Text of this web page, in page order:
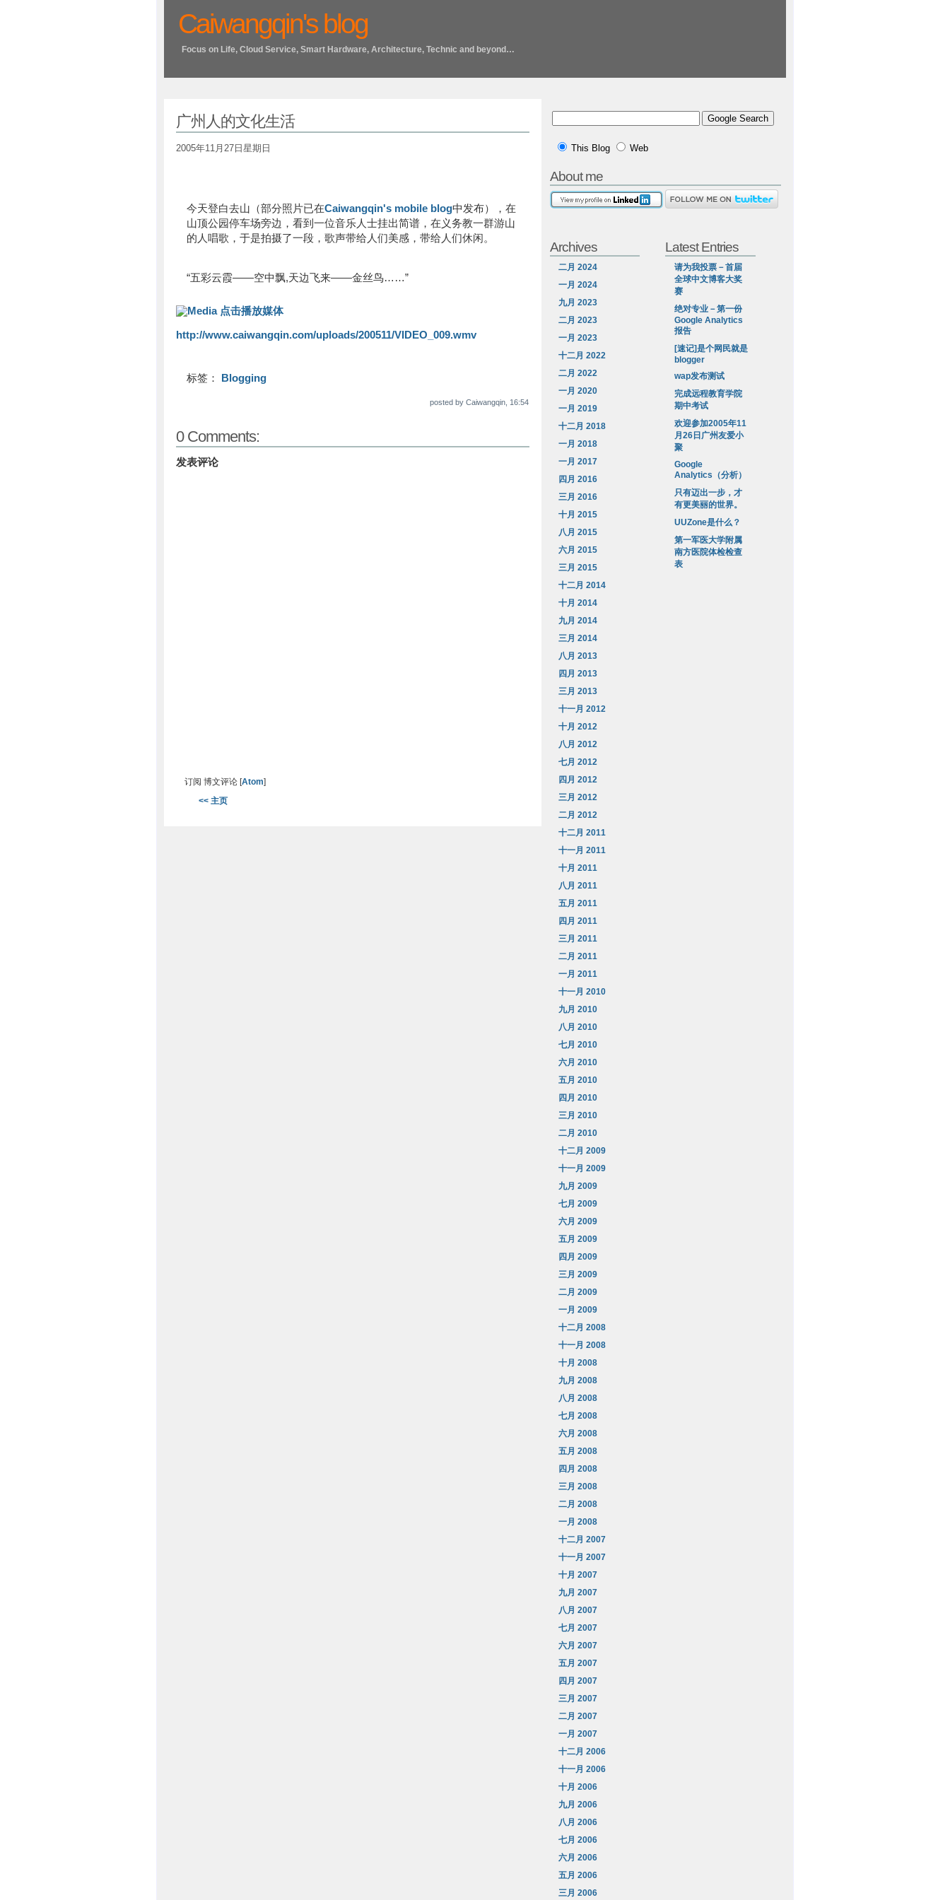
Caiwangqin's blog
Focus on Life, Cloud Service, Smart Hardware, Architecture, Technic and beyond…
广州人的文化生活
2005年11月27日星期日
今天登白去山（部分照片已在Caiwangqin's mobile blog中发布），在
山顶公园停车场旁边，看到一位音乐人士挂出简谱，在义务教一群游山
的人唱歌，于是拍摄了一段，歌声带给人们美感，带给人们休闲。
“五彩云霞——空中飘,天边飞来——金丝鸟……”
点击播放媒体
http://www.caiwangqin.com/uploads/200511/VIDEO_009.wmv
标签： Blogging
posted by Caiwangqin, 16:54
0 Comments:
发表评论
订阅 博文评论 [Atom]
<< 主页
This Blog Web
About me
Archives
二月 2024
一月 2024
九月 2023
二月 2023
一月 2023
十二月 2022
二月 2022
一月 2020
一月 2019
十二月 2018
一月 2018
一月 2017
四月 2016
三月 2016
十月 2015
八月 2015
六月 2015
三月 2015
十二月 2014
十月 2014
九月 2014
三月 2014
八月 2013
四月 2013
三月 2013
十一月 2012
十月 2012
八月 2012
七月 2012
四月 2012
三月 2012
二月 2012
十二月 2011
十一月 2011
十月 2011
八月 2011
五月 2011
四月 2011
三月 2011
二月 2011
一月 2011
十一月 2010
九月 2010
八月 2010
七月 2010
六月 2010
五月 2010
四月 2010
三月 2010
二月 2010
十二月 2009
十一月 2009
九月 2009
七月 2009
六月 2009
五月 2009
四月 2009
三月 2009
二月 2009
一月 2009
十二月 2008
十一月 2008
十月 2008
九月 2008
八月 2008
七月 2008
六月 2008
五月 2008
四月 2008
三月 2008
二月 2008
一月 2008
十二月 2007
十一月 2007
十月 2007
九月 2007
八月 2007
七月 2007
六月 2007
五月 2007
四月 2007
三月 2007
二月 2007
一月 2007
十二月 2006
十一月 2006
十月 2006
九月 2006
八月 2006
七月 2006
六月 2006
五月 2006
三月 2006
Latest Entries
请为我投票－首届
全球中文博客大奖
赛
绝对专业－第一份
Google Analytics
报告
[速记]是个网民就是
blogger
wap发布测试
完成远程教育学院
期中考试
欢迎参加2005年11
月26日广州友爱小
聚
Google
Analytics（分析）
只有迈出一步，才
有更美丽的世界。
UUZone是什么？
第一军医大学附属
南方医院体检检查
表